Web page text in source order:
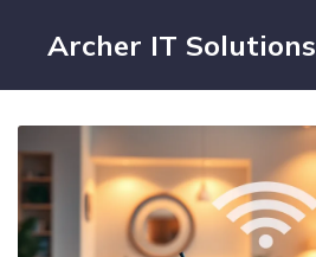
Archer IT Solutions